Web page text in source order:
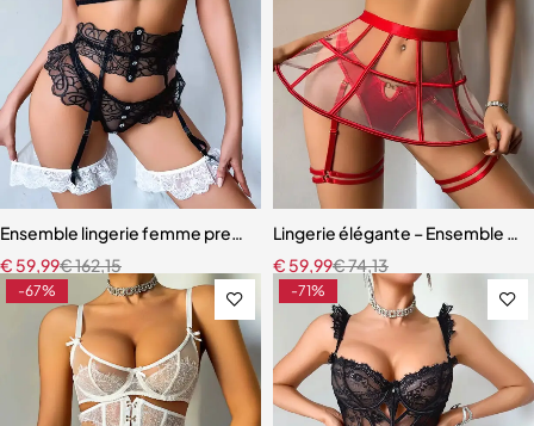
Ensemble lingerie femme premium – Broderie artisanale, strass et
€162,15
€ 59,99
Lingerie élégante – Ensemble
€74,13
€ 59,99
-67% -71%